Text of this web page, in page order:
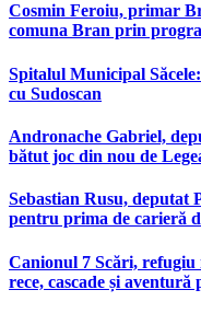
Cosmin Feroiu, primar
comuna Bran prin
Spitalul Municipal
cu Sudoscan
Andronache Gabriel,
bătut joc din nou de
Sebastian Rusu, deputat
pentru prima de carieră
Canionul 7 Scări,
rece, cascade și aventură